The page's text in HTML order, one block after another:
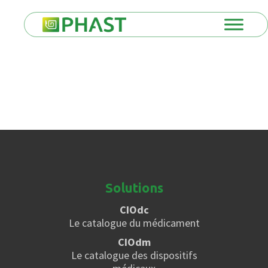
Solutions
CIOdc
Le catalogue du médicament
CIOdm
Le catalogue des dispositifs